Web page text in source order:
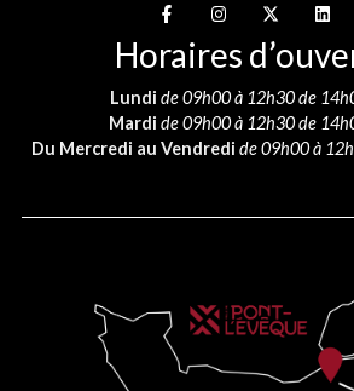
Suivez-nous sur
Suivez-nous sur
Suivez-
Horaires
Lundi de 09h00 à 12h30 de
Mardi de 09h00 à 12h30 de
Du Mercredi au Vendredi de 09h00 à